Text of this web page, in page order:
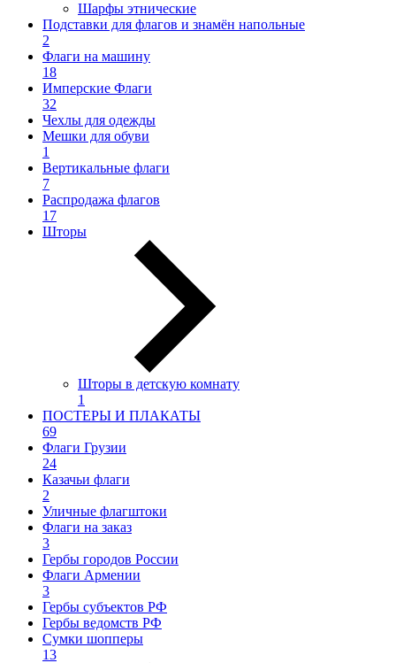
Шарфы этнические
Подставки для флагов и знамён напольные
2
Флаги на машину
18
Имперские Флаги
32
Чехлы для одежды
Мешки для обуви
1
Вертикальные флаги
7
Распродажа флагов
17
Шторы
Шторы в детскую комнату
1
ПОСТЕРЫ И ПЛАКАТЫ
69
Флаги Грузии
24
Казачьи флаги
2
Уличные флагштоки
Флаги на заказ
3
Гербы городов России
Флаги Армении
3
Гербы субъектов РФ
Гербы ведомств РФ
Сумки шопперы
13